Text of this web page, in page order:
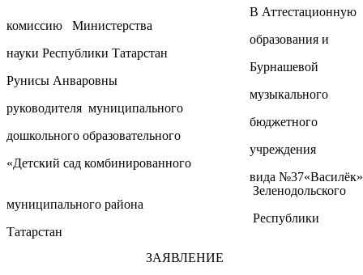
В Аттестационную
комиссию Министерства
образования и
науки Республики Татарстан
Бурнашевой
Рунисы Анваровны
музыкального
руководителя муниципального
бюджетного
дошкольного образовательного
учреждения
«Детский сад комбинированного
вида №37«Василёк»
Зеленодольского
муниципального района
Республики
Татарстан